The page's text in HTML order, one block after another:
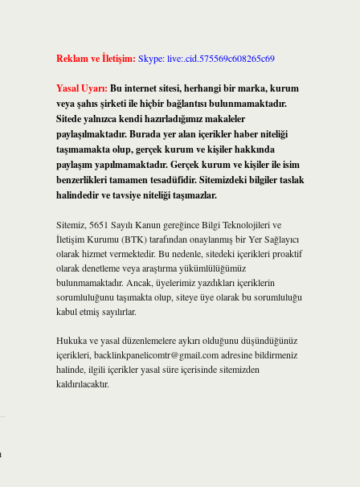
Reklam ve İletişim: Skype: live:.cid.575569c608265c69
Yasal Uyarı: Bu internet sitesi, herhangi bir marka, kurum
veya şahıs şirketi ile hiçbir bağlantısı bulunmamaktadır.
Sitede yalnızca kendi hazırladığımız makaleler
paylaşılmaktadır. Burada yer alan içerikler haber niteliği
taşımamakta olup, gerçek kurum ve kişiler hakkında
paylaşım yapılmamaktadır. Gerçek kurum ve kişiler ile isim
benzerlikleri tamamen tesadüfidir. Sitemizdeki bilgiler taslak
halindedir ve tavsiye niteliği taşımazlar.
Sitemiz, 5651 Sayılı Kanun gereğince Bilgi Teknolojileri ve
İletişim Kurumu (BTK) tarafından onaylanmış bir Yer Sağlayıcı
olarak hizmet vermektedir. Bu nedenle, sitedeki içerikleri proaktif
olarak denetleme veya araştırma yükümlülüğümüz
bulunmamaktadır. Ancak, üyelerimiz yazdıkları içeriklerin
sorumluluğunu taşımakta olup, siteye üye olarak bu sorumluluğu
kabul etmiş sayılırlar.
Hukuka ve yasal düzenlemelere aykırı olduğunu düşündüğünüz
içerikleri, backlinkpanelicomtr@gmail.comadresine bildirmeniz
halinde, ilgili içerikler yasal süre içerisinde sitemizden
kaldırılacaktır.